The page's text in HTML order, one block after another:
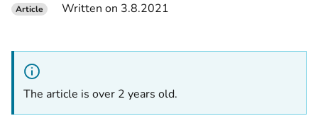
Article Written on 3.8.2021
The article is over 2 years old.